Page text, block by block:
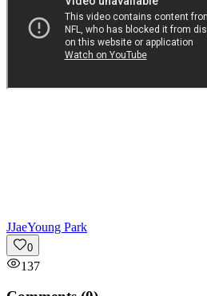
JJaeYoung Park
0
137